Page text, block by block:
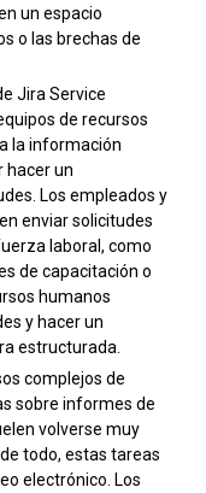
un espacio
o las brechas de
Jira Service
de recursos
la información
hacer un
Los empleados y
enviar solicitudes
laboral, como
de capacitación o
humanos
y hacer un
estructurada.
complejos de
sobre informes de
volverse muy
todo, estas tareas
electrónico. Los